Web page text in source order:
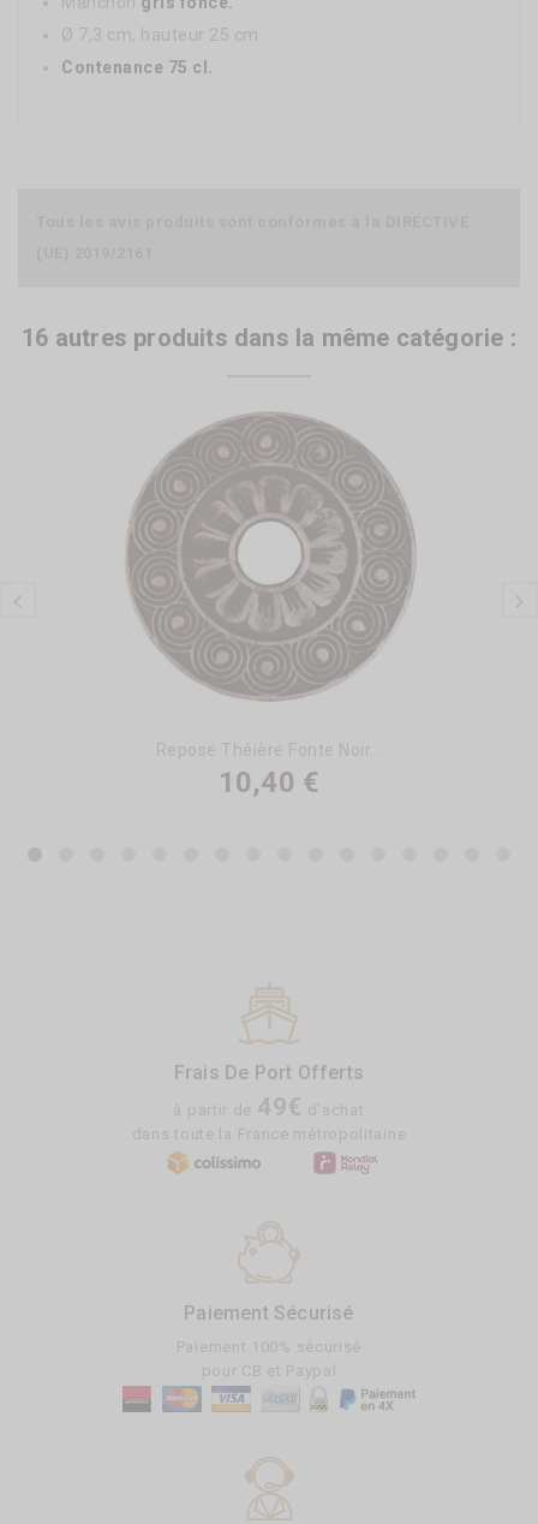
Ø 7,3 cm, hauteur 25 cm.
Contenance 75 cl.
16 autres produits dans la même catégorie :
Repose Théière Fonte Noir...
10,40 €
Frais De Port Offerts
à partir de 49€ d'achat
dans toute la France métropolitaine
Paiement Sécurisé
Paiement 100% sécurisé
pour CB et Paypal